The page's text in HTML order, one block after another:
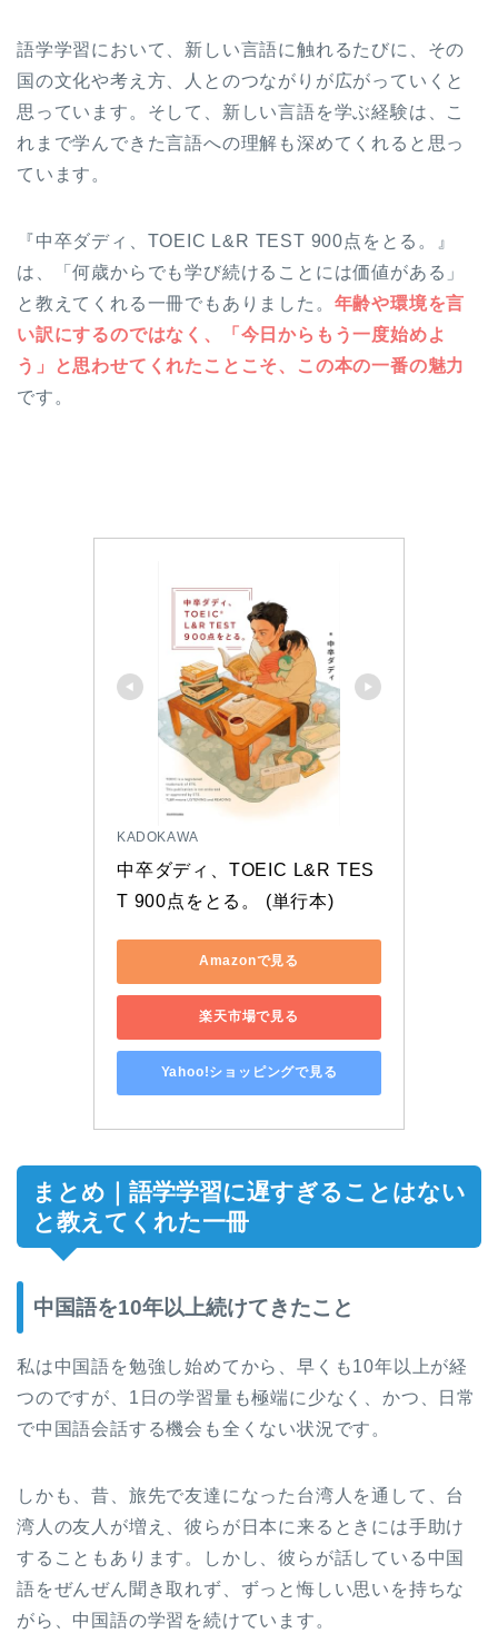
語学学習において、新しい言語に触れるたびに、その
国の文化や考え方、人とのつながりが広がっていくと
思っています。そして、新しい言語を学ぶ経験は、こ
れまで学んできた言語への理解も深めてくれると思っ
ています。
『中卒ダディ、TOEIC L&R TEST 900点をとる。』
は、「何歳からでも学び続けることには価値がある」
と教えてくれる一冊でもありました。 年齢や環境を言
い訳にするのではなく、「今日からもう一度始めよ
う」と思わせてくれたことこそ、この本の一番の魅力
です。
KADOKAWA
中卒ダディ、TOEIC L&R TES
T 900点をとる。 (単行本)
Amazonで見る
楽天市場で見る
Yahoo!ショッピングで見る
まとめ｜語学学習に遅すぎることはない
と教えてくれた一冊
中国語を10年以上続けてきたこと
私は中国語を勉強し始めてから、早くも10年以上が経
つのですが、1日の学習量も極端に少なく、かつ、日常
で中国語会話する機会も全くない状況です。
しかも、昔、旅先で友達になった台湾人を通して、台
湾人の友人が増え、彼らが日本に来るときには手助け
することもあります。しかし、彼らが話している中国
語をぜんぜん聞き取れず、ずっと悔しい思いを持ちな
がら、中国語の学習を続けています。